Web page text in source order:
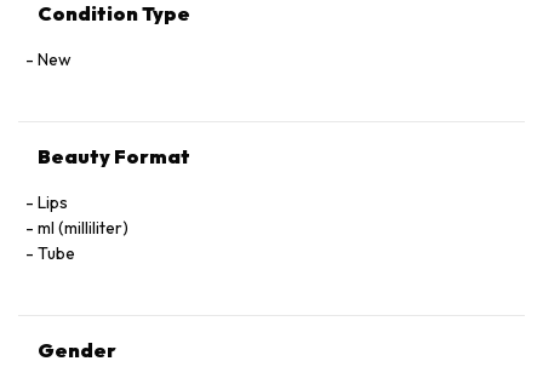
Condition Type
New
Beauty Format
Lips
ml (milliliter)
Tube
Gender